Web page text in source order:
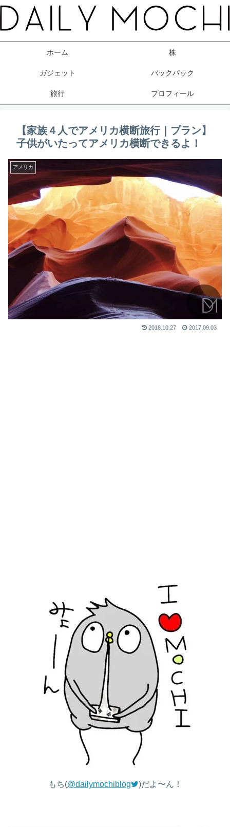
ホーム 株
ガジェット バックパック
旅行 プロフィール
【家族４人でアメリカ横断旅行｜プラン】
子供がいたってアメリカ横断できるよ！
アメリカ
2018.10.27 2017.09.03
もち(@dailymochiblog )だよ〜ん！